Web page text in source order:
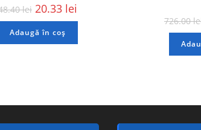
lei 20.33 lei
Adaugă în coș
726.00